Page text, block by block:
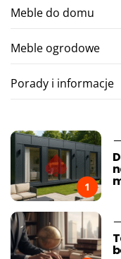
Meble do domu
Meble ogrodowe
Porady i informacje
1